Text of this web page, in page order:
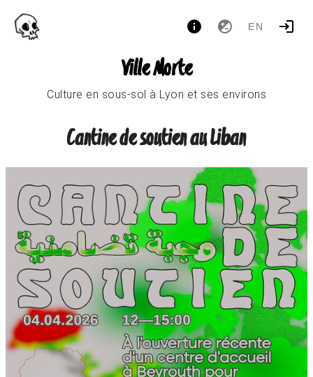
EN
Ville Morte
Culture en sous-sol à Lyon et ses environs
Cantine de soutien au Liban